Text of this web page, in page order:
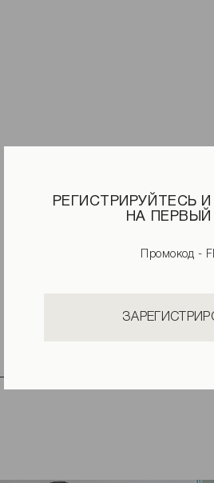
РЕГИСТРИРУЙТЕСЬ
НА ПЕРВЫЙ
Промокод -